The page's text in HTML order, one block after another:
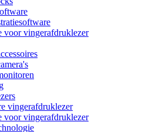
voor vingerafdruklezer
vingerafdruklezer
voor vingerafdruklezer